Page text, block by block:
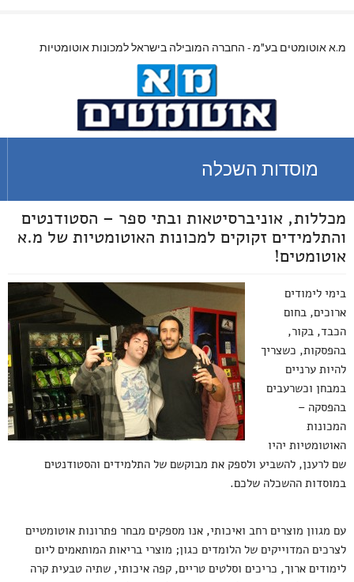
מ.א אוטומטים בע"מ - החברה המובילה בישראל למכונות אוטומטיות
מוסדות השכלה
מכללות, אוניברסיטאות ובתי ספר – הסטודנטים
והתלמידים זקוקים למכונות האוטומטיות של מ.א
אוטומטים!
בימי לימודים
ארוכים, בחום
הכבד, בקור,
בהפסקות, כשצריך
להיות ערניים
במבחן וכשרעבים
בהפסקה –
המכונות
האוטומטיות יהיו
שם לרענן, להשביע ולספק את מבוקשם של התלמידים והסטודנטים
במוסדות ההשכלה שלכם.
עם מגוון מוצרים רחב ואיכותי, אנו מספקים מבחר פתרונות אוטומטיים
לצרכים המדוייקים של הלומדים כגון; מוצרי בריאות המותאמים ליום
לימודים ארוך, כריכים וסלטים טריים, קפה איכותי, שתיה טבעית קרה